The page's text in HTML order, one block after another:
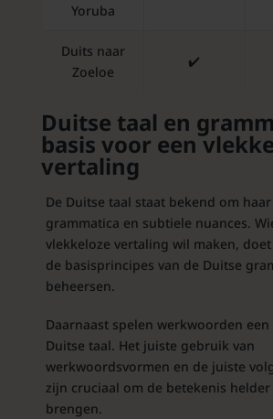
Yoruba
Duits naar
Zoeloe
✔️
Duitse taal en
basis voor een
vertaling
De Duitse taal staat bekend om
grammatica en subtiele nuances.
vlekkeloze vertaling wil maken,
de basisprincipes van de Duitse
beheersen.
Daarnaast spelen werkwoorden
Duitse taal. Het juiste gebruik van
werkwoordsvormen en de juiste
zijn cruciaal om de betekenis helder
brengen.